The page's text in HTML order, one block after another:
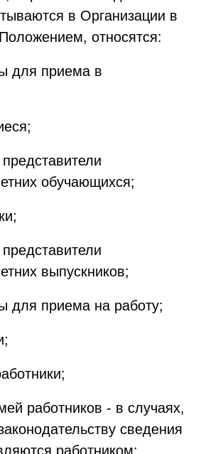
в Организации в
относятся:
для приема в
обучающихся;
выпускников;
для приема на работу;
работников - в случаях,
сведения
работником;